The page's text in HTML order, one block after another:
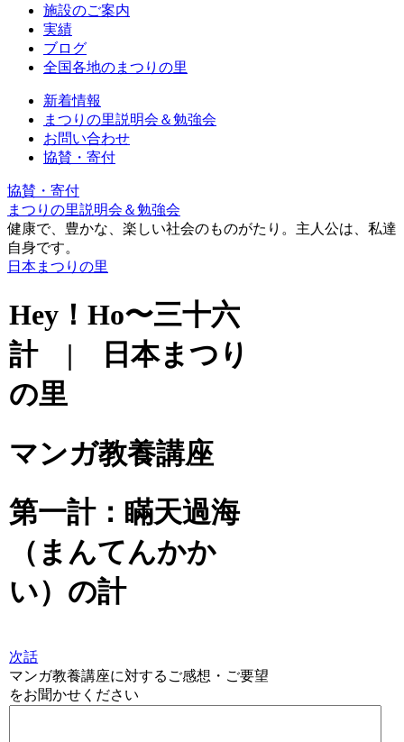
施設のご案内
実績
ブログ
全国各地のまつりの里
新着情報
まつりの里説明会＆勉強会
お問い合わせ
協賛・寄付
協賛・寄付
まつりの里説明会＆勉強会
健康で、豊かな、楽しい社会のものがたり。主人公は、私達
自身です。
日本まつりの里
Hey！Ho〜三十六
計 | 日本まつり
の里
マンガ教養講座
第一計：瞞天過海
（まんてんかか
い）の計
次話
マンガ教養講座に対するご感想・ご要望
をお聞かせください